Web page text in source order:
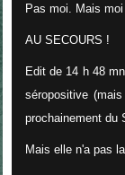
Pas moi. Mais
AU SECOURS !
Edit de 14 h 48
séropositive
prochainement du
Mais elle n'a pas